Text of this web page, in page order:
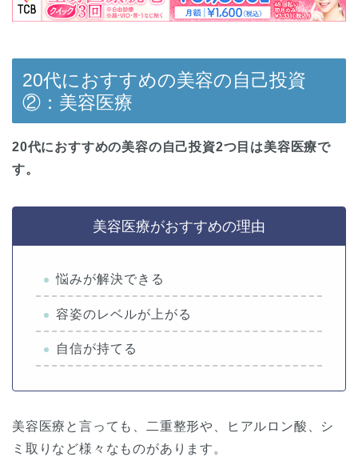
20代におすすめの美容の自己投資
②：美容医療
20代におすすめの美容の自己投資2つ目は美容医療で
す。
美容医療がおすすめの理由
悩みが解決できる
容姿のレベルが上がる
自信が持てる
美容医療と言っても、二重整形や、ヒアルロン酸、シ
ミ取りなど様々なものがあります。